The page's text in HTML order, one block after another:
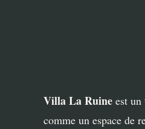
Villa La Ruine est un
comme un espace de